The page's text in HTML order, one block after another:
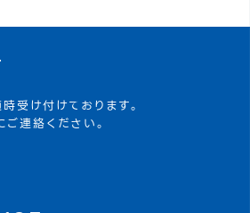
受け付けております。
連絡ください。